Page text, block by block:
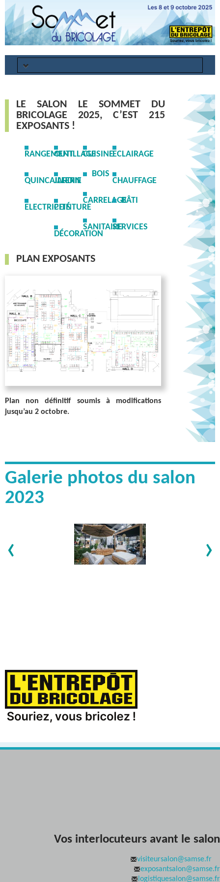
PROGRAMME
INFORMATIONS PRATIQUES
INFORMATIONS LOGISTIQUE
GALERIE PHOTOS
INSCRIPTION
Annuler
Mot de passe oublié ?
LE SALON LE SOMMET DU
BRICOLAGE 2025, C’EST 215
EXPOSANTS !
RANGEMENT
QUINCAILLERIE
ELECTRICITÉ
OUTILLAGE
JARDIN
PEINTURE
DÉCORATION
CUISINE
BOIS
CARRELAGE
SANITAIRE
ECLAIRAGE
CHAUFFAGE
BÂTI
SERVICES
PLAN EXPOSANTS
Plan non définitif soumis à modifications
jusqu’au 2 octobre.
Galerie photos du salon
2023
‹ ›
Vos interlocuteurs avant le salon
visiteursalon@samse.fr
exposantsalon@samse.fr
logistiquesalon@samse.fr